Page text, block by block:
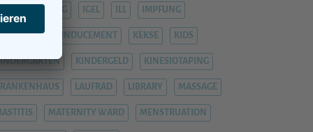
HYPNOBIRTHING IGEL ILL IMPFUNG
INDUCEMENT KEKSE KIDS
KINDERGELD KINESIOTAPING
LAUFRAD LIBRARY MASSAGE
MATERNITY WARD MENSTRUATION